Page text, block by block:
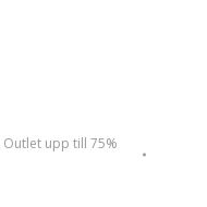
Outlet upp till 75%